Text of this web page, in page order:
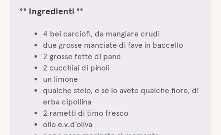
°° Ingredienti °°
4 bei carciofi, da mangiare crudi
due grosse manciate di fave in baccello
2 grosse fette di pane
2 cucchiai di pinoli
un limone
qualche stelo, e se lo avete qualche fiore, di
erba cipollina
2 rametti di timo fresco
olio e.v.d’oliva